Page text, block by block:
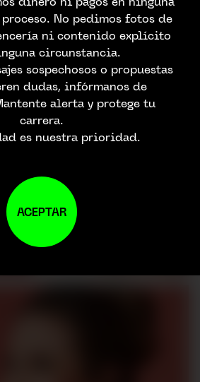
No pedimos fotos de
ni contenido explícito
circunstancia.
sospechosos o propuestas
dudas, infórmanos de
alerta y protege tu
carrera.
es nuestra prioridad.
ACEPTAR